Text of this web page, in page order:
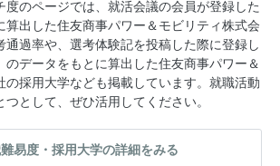
度のページでは、就活会議の会員が登録した
算出した住友商事パワー＆モビリティ株式会
通過率や、選考体験記を投稿した際に登録し
のデータをもとに算出した住友商事パワー＆
の採用大学なども掲載しています。就職活動
として、ぜひ活用してください。
易度・採用大学の詳細をみる